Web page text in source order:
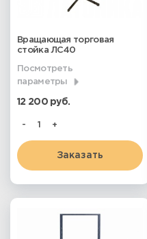
Вращающая торговая
стойка ЛС40
Посмотреть
параметры
12 200 руб.
Заказать
- +